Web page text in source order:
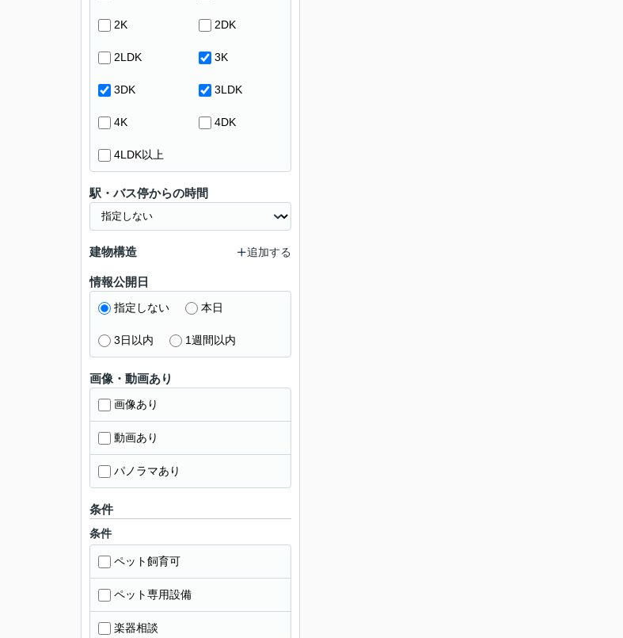
2K 2DK
2LDK 3K
3DK 3LDK
4K 4DK
4LDK以上
駅・バス停からの時間
建物構造 追加する
情報公開日
指定しない 本日
3日以内 1週間以内
画像・動画あり
画像あり
動画あり
パノラマあり
条件
条件
ペット飼育可
ペット専用設備
楽器相談